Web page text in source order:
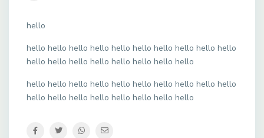
hello
hello hello hello hello hello hello hello hello hello hello
hello hello hello hello hello hello hello hello
hello hello hello hello hello hello hello hello hello hello
hello hello hello hello hello hello hello hello